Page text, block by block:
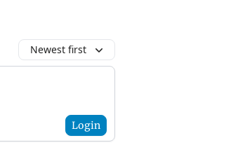
Newest first
Login